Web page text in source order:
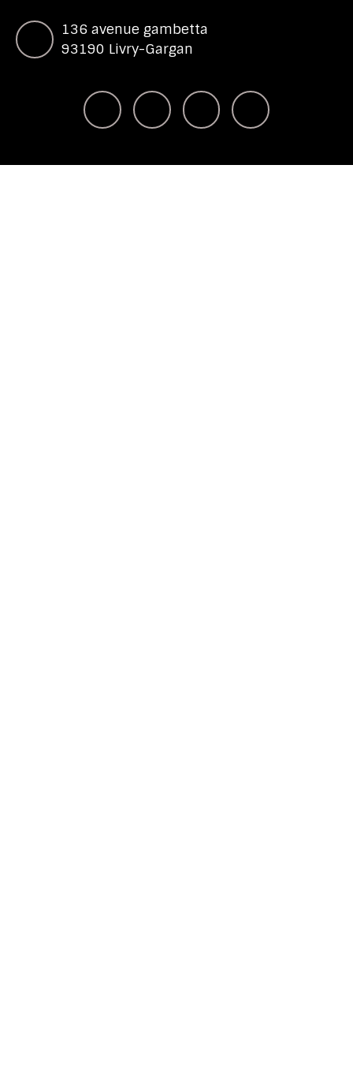
136 avenue gambetta
93190 Livry-Gargan